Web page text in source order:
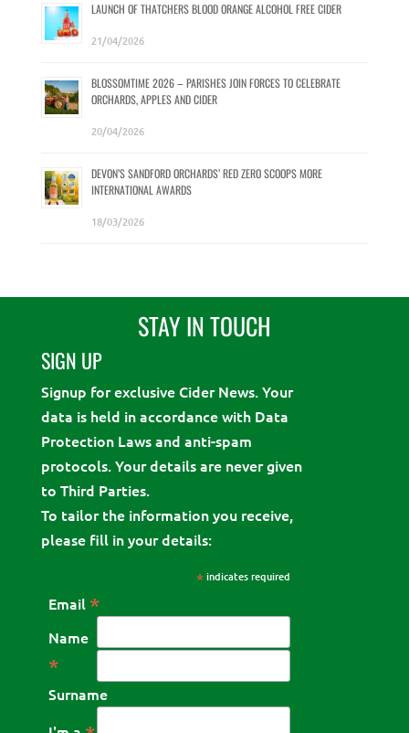
LAUNCH OF THATCHERS BLOOD ORANGE ALCOHOL FREE CIDER
21/04/2026
BLOSSOMTIME 2026 – PARISHES JOIN FORCES TO CELEBRATE
ORCHARDS, APPLES AND CIDER
20/04/2026
DEVON’S SANDFORD ORCHARDS’ RED ZERO SCOOPS MORE
INTERNATIONAL AWARDS
18/03/2026
STAY IN TOUCH
SIGN UP
Signup for exclusive Cider News. Your
data is held in accordance with Data
Protection Laws and anti-spam
protocols. Your details are never given
to Third Parties.
To tailor the information you receive,
please fill in your details:
*indicates required
Email *
Name
*
Surname